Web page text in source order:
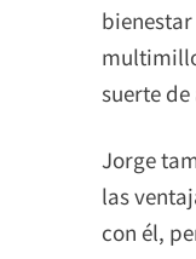
suerte
Jorge
las
con él,